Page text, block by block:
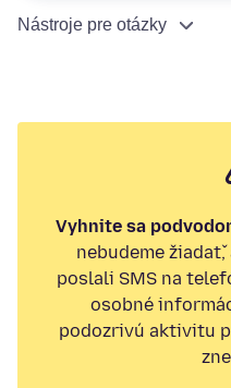
Nástroje pre otázky
Vyhnite sa
nebudeme
poslali SMS na
osobné
podozrivú aktivitu